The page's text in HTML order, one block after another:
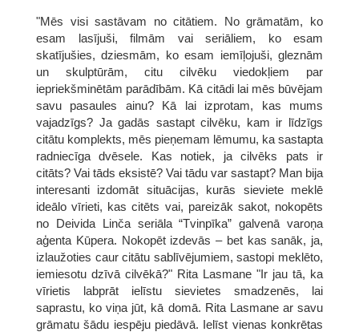
"Mēs visi sastāvam no citātiem. No grāmatām, ko
esam lasījuši, filmām vai seriāliem, ko esam
skatījušies, dziesmām, ko esam iemīļojuši, gleznām
un skulptūrām, citu cilvēku viedokļiem par
iepriekšminētām parādībām. Kā citādi lai mēs būvējam
savu pasaules ainu? Kā lai izprotam, kas mums
vajadzīgs? Ja gadās sastapt cilvēku, kam ir līdzīgs
citātu komplekts, mēs pieņemam lēmumu, ka sastapta
radniecīga dvēsele. Kas notiek, ja cilvēks pats ir
citāts? Vai tāds eksistē? Vai tādu var sastapt? Man bija
interesanti izdomāt situācijas, kurās sieviete meklē
ideālo vīrieti, kas citēts vai, pareizāk sakot, nokopēts
no Deivida Linča seriāla “Tvinpīka” galvenā varoņa
aģenta Kūpera. Nokopēt izdevās – bet kas sanāk, ja,
izlaužoties caur citātu sablīvējumiem, sastopi meklēto,
iemiesotu dzīvā cilvēkā?" Rita Lasmane "Ir jau tā, ka
vīrietis labprāt ielīstu sievietes smadzenēs, lai
saprastu, ko viņa jūt, kā domā. Rita Lasmane ar savu
grāmatu šādu iespēju piedāvā. Ielīst vienas konkrētas